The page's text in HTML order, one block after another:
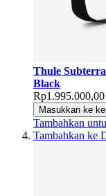
Thule
Black
Rp1.995.000,00
Masukkan ke
Tambahkan
Tambahkan ke